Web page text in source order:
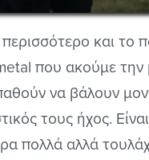
και το
που ακούμε την
να βάλουν
τους ήχος.
πολλά αλλά